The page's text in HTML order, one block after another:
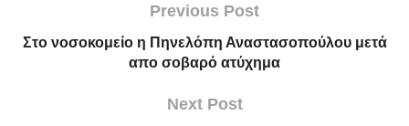
Previous Post
Στο νοσοκομείο η Πηνελόπη Αναστασοπούλου μετά
απο σοβαρό ατύχημα
Next Post